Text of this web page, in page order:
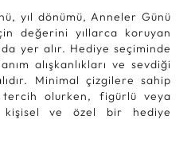
yıl dönümü, Anneler Günü
değerini yıllarca koruyan
yer alır. Hediye seçiminde
alışkanlıkları ve sevdiği
Minimal çizgilere sahip
tercih olurken, figürlü veya
kişisel ve özel bir hediye